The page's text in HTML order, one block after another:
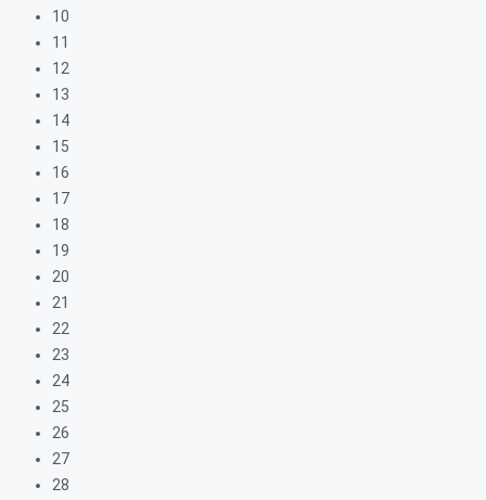
10
11
12
13
14
15
16
17
18
19
20
21
22
23
24
25
26
27
28